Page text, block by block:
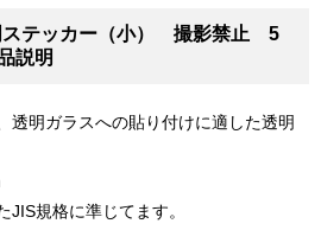
ステッカー（小） 撮影禁止 5
説明
透明ガラスへの貼り付けに適した透明
規格に準じてます。